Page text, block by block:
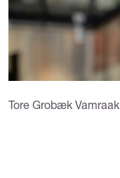
Tore Grobæk Vamraak